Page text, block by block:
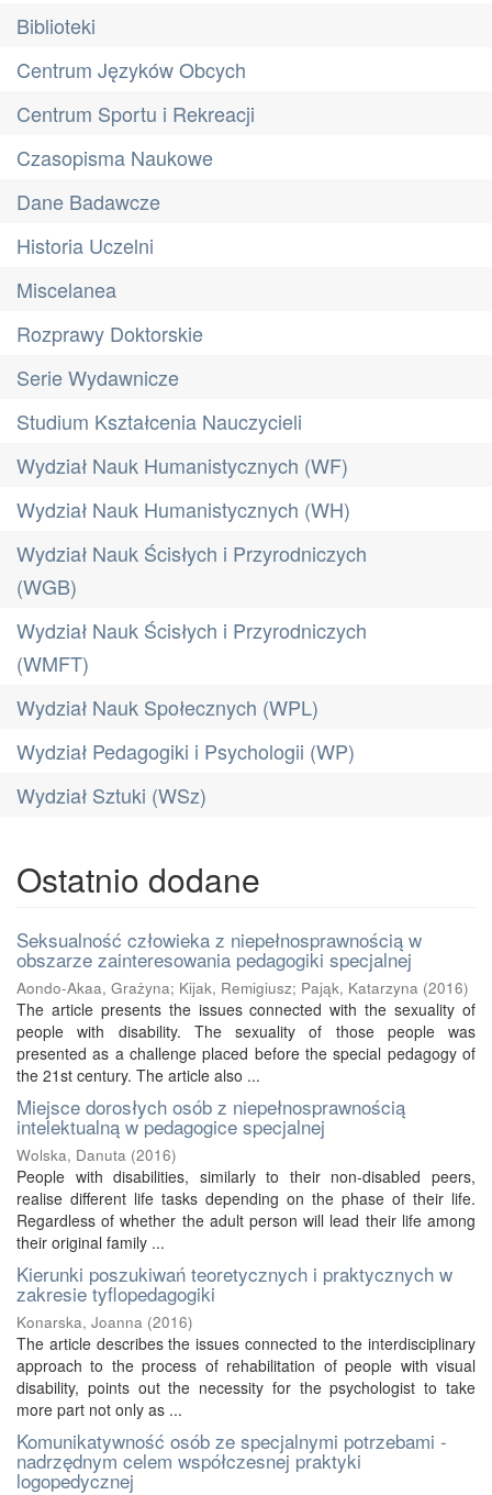
Biblioteki
Centrum Języków Obcych
Centrum Sportu i Rekreacji
Czasopisma Naukowe
Dane Badawcze
Historia Uczelni
Miscelanea
Rozprawy Doktorskie
Serie Wydawnicze
Studium Kształcenia Nauczycieli
Wydział Nauk Humanistycznych (WF)
Wydział Nauk Humanistycznych (WH)
Wydział Nauk Ścisłych i Przyrodniczych
(WGB)
Wydział Nauk Ścisłych i Przyrodniczych
(WMFT)
Wydział Nauk Społecznych (WPL)
Wydział Pedagogiki i Psychologii (WP)
Wydział Sztuki (WSz)
Ostatnio dodane
Seksualność człowieka z niepełnosprawnością w
obszarze zainteresowania pedagogiki specjalnej
Aondo-Akaa, Grażyna; Kijak, Remigiusz; Pająk, Katarzyna (2016)
The article presents the issues connected with the sexuality of
people with disability. The sexuality of those people was
presented as a challenge placed before the special pedagogy of
the 21st century. The article also ...
Miejsce dorosłych osób z niepełnosprawnością
intelektualną w pedagogice specjalnej
Wolska, Danuta (2016)
People with disabilities, similarly to their non-disabled peers,
realise different life tasks depending on the phase of their life.
Regardless of whether the adult person will lead their life among
their original family ...
Kierunki poszukiwań teoretycznych i praktycznych w
zakresie tyflopedagogiki
Konarska, Joanna (2016)
The article describes the issues connected to the interdisciplinary
approach to the process of rehabilitation of people with visual
disability, points out the necessity for the psychologist to take
more part not only as ...
Komunikatywność osób ze specjalnymi potrzebami -
nadrzędnym celem współczesnej praktyki
logopedycznej